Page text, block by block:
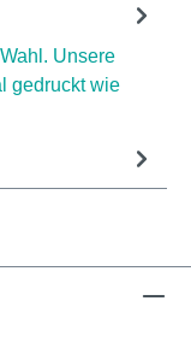
Unsere
gedruckt wie